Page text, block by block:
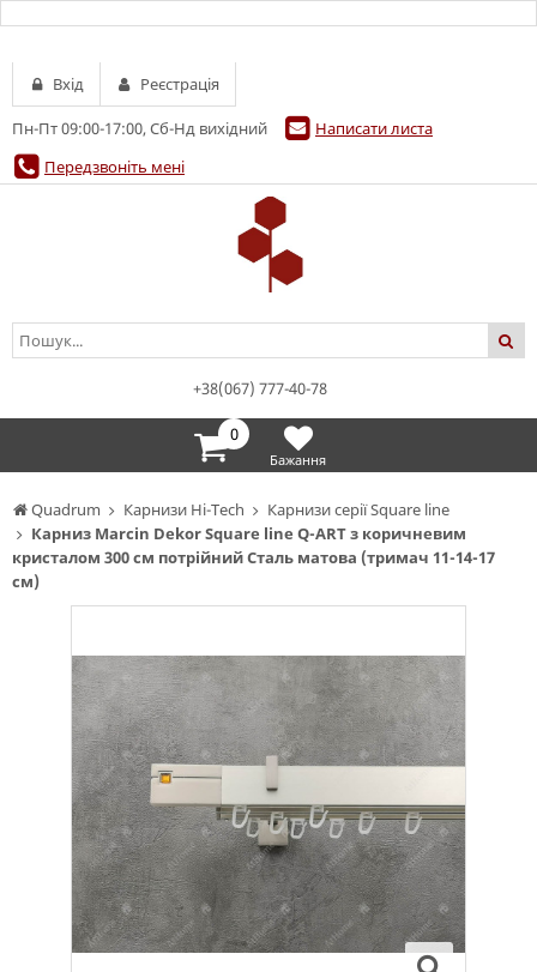
Quadrum Карнизи Hi-Tech
Карнизи серії Square line
Карниз Marcin Dekor Square line Q-ART з коричневим
кристалом 300 см потрійний Сталь матова (тримач 11-14-17
см)
Пн-Пт 09:00-17:00, Сб-Нд вихідний
Написати листа
Передзвоніть мені
Вхід Реєстрація
+38(067) 777-40-78
0
Бажання